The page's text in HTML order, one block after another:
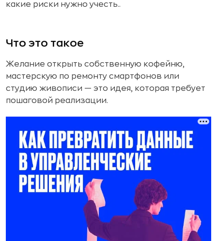
какие риски нужно учесть..
Что это такое
Желание открыть собственную кофейню,
мастерскую по ремонту смартфонов или
студию живописи — это идея, которая требует
пошаговой реализации.